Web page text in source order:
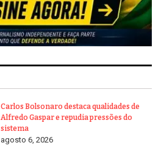
Carlos Bolsonaro destaca qualidades de
Alfredo Gaspar e repudia pressões do
sistema
agosto 6, 2026